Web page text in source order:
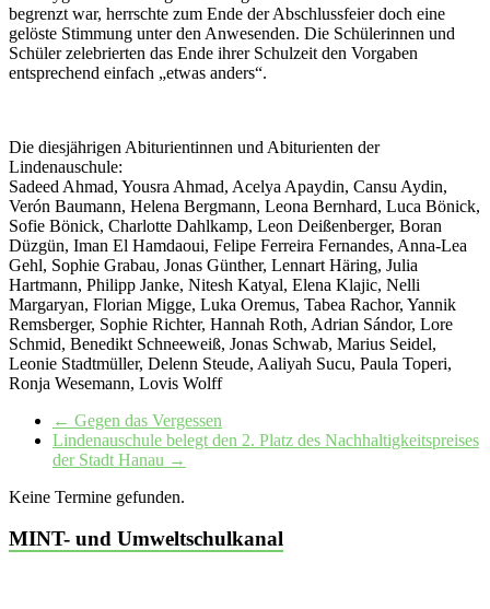
begrenzt war, herrschte zum Ende der Abschlussfeier doch eine
gelöste Stimmung unter den Anwesenden. Die Schülerinnen und
Schüler zelebrierten das Ende ihrer Schulzeit den Vorgaben
entsprechend einfach „etwas anders“.
Die diesjährigen Abiturientinnen und Abiturienten der
Lindenauschule:
Sadeed Ahmad, Yousra Ahmad, Acelya Apaydin, Cansu Aydin,
Verón Baumann, Helena Bergmann, Leona Bernhard, Luca Bönick,
Sofie Bönick, Charlotte Dahlkamp, Leon Deißenberger, Boran
Düzgün, Iman El Hamdaoui, Felipe Ferreira Fernandes, Anna-Lea
Gehl, Sophie Grabau, Jonas Günther, Lennart Häring, Julia
Hartmann, Philipp Janke, Nitesh Katyal, Elena Klajic, Nelli
Margaryan, Florian Migge, Luka Oremus, Tabea Rachor, Yannik
Remsberger, Sophie Richter, Hannah Roth, Adrian Sándor, Lore
Schmid, Benedikt Schneeweiß, Jonas Schwab, Marius Seidel,
Leonie Stadtmüller, Delenn Steude, Aaliyah Sucu, Paula Toperi,
Ronja Wesemann, Lovis Wolff
← Gegen das Vergessen
Lindenauschule belegt den 2. Platz des Nachhaltigkeitspreises
der Stadt Hanau →
Keine Termine gefunden.
MINT- und Umweltschulkanal